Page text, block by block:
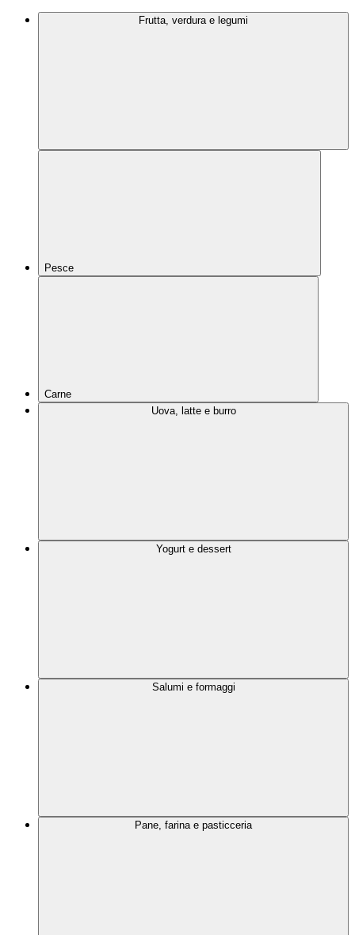
Frutta, verdura e legumi
Pesce
Carne
Uova, latte e burro
Yogurt e dessert
Salumi e formaggi
Pane, farina e pasticceria